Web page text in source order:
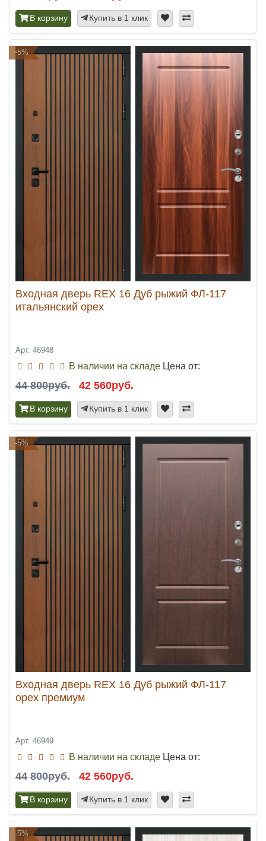
В корзину Купить в 1 клик
-5%
Входная дверь REX 16 Дуб рыжий ФЛ-117
итальянский орех
Арт. 46948
В наличии на складе Цена от:
44 800руб. 42 560руб.
В корзину Купить в 1 клик
-5%
Входная дверь REX 16 Дуб рыжий ФЛ-117
орех премиум
Арт. 46949
В наличии на складе Цена от:
44 800руб. 42 560руб.
В корзину Купить в 1 клик
-5%